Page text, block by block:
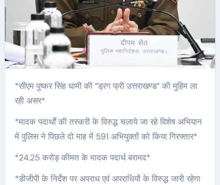
*सीएम पुष्कर सिंह धामी की “ड्रग फ्री उत्तराखण्ड“ की मुहिम ला
रही असर*
*मादक पदार्थों की तस्करी के विरुद्ध चलाये जा रहे विशेष अभियान
में पुलिस ने पिछले दो माह में 591 अभियुक्तों को किया गिरफ्तार*
*24.25 करोड़ कीमत के मादक पदार्थ बरामद*
*डीजीपी के निर्देश पर अपराध एवं अपराधियों के विरुद्ध जारी रहेगा